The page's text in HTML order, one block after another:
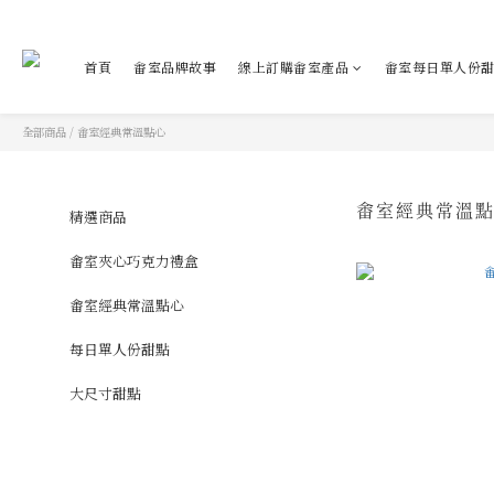
首頁 畬室品牌故事 線上訂購畬室產品 畬室每日單人份
全部商品 / 畬室經典常溫點心
精選商品
畬室夾心巧克力禮盒
畬室經典常溫點心
每日單人份甜點
大尺寸甜點
畬室經典常溫